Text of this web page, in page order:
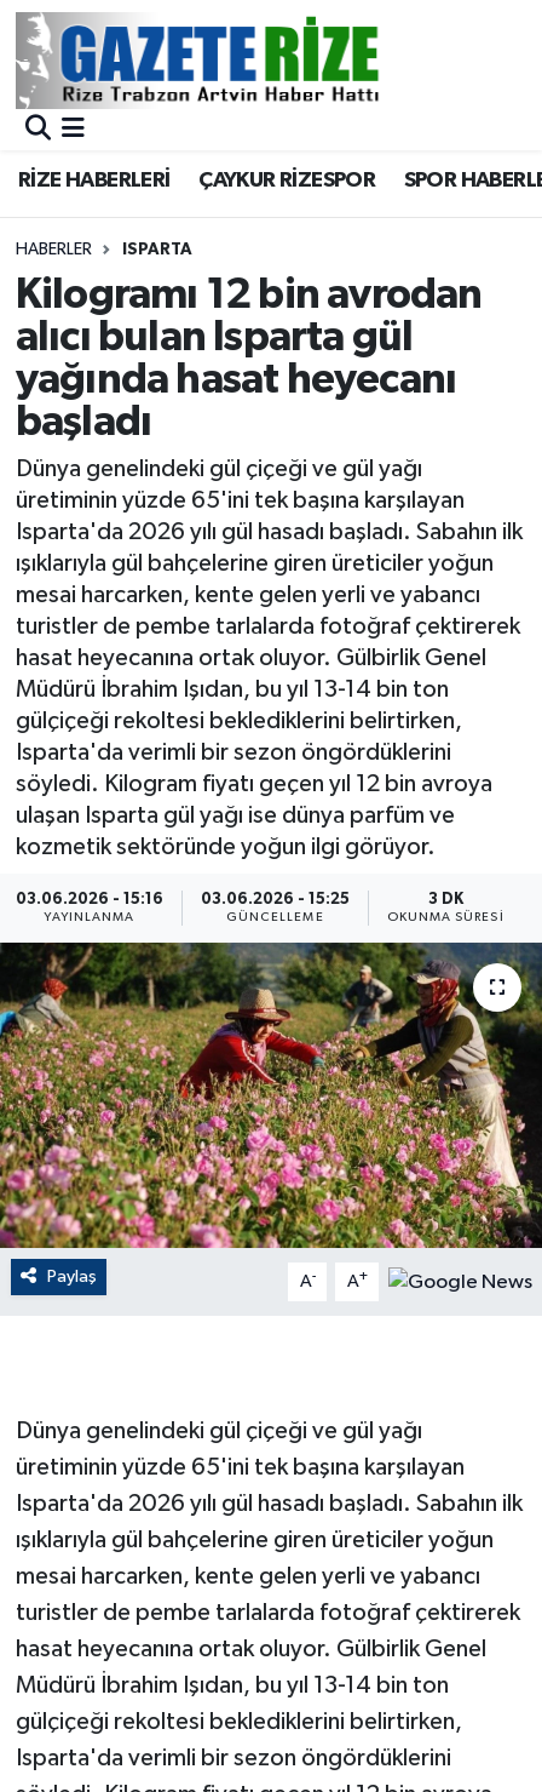
RİZE HABERLERİ ÇAYKUR RİZESPOR SPOR
HABERLER ISPARTA
Kilogramı 12 bin avrodan
alıcı bulan Isparta gül
yağında hasat heyecanı
başladı
Dünya genelindeki gül çiçeği ve gül yağı
üretiminin yüzde 65'ini tek başına karşılayan
Isparta'da 2026 yılı gül hasadı başladı. Sabahın ilk
ışıklarıyla gül bahçelerine giren üreticiler yoğun
mesai harcarken, kente gelen yerli ve yabancı
turistler de pembe tarlalarda fotoğraf çektirerek
hasat heyecanına ortak oluyor. Gülbirlik Genel
Müdürü İbrahim Işıdan, bu yıl 13-14 bin ton
gülçiçeği rekoltesi beklediklerini belirtirken,
Isparta'da verimli bir sezon öngördüklerini
söyledi. Kilogram fiyatı geçen yıl 12 bin avroya
ulaşan Isparta gül yağı ise dünya parfüm ve
kozmetik sektöründe yoğun ilgi görüyor.
03.06.2026 - 15:16
YAYINLANMA
03.06.2026 - 15:25
GÜNCELLEME
3 DK
OKUNMA SÜRESI
Paylaş A- A+
Dünya genelindeki gül çiçeği ve gül yağı
üretiminin yüzde 65'ini tek başına karşılayan
Isparta'da 2026 yılı gül hasadı başladı. Sabahın ilk
ışıklarıyla gül bahçelerine giren üreticiler yoğun
mesai harcarken, kente gelen yerli ve yabancı
turistler de pembe tarlalarda fotoğraf çektirerek
hasat heyecanına ortak oluyor. Gülbirlik Genel
Müdürü İbrahim Işıdan, bu yıl 13-14 bin ton
gülçiçeği rekoltesi beklediklerini belirtirken,
Isparta'da verimli bir sezon öngördüklerini
BÖLGEMİZ
Asayiş
Rize Jandarma Komutanlığı
Bilim Teknoloji
Bölge
Advertising news
Canlı Maç
ÇEVRE
Dış Haberler
Dünya
EĞİTİM
EKONOMİ
English News
Finans
Flaş Haber
Gayrimenkul
GENEL
GÜNDEM
Güvenlik
Jandarma
Kadın
KÜLTÜR SANAT
MAGAZİN
Otomobil
Merkez Nöbetçi Eczaneler
Merkez Trafik Yoğunluk Haritası
Süper Lig Puan Durumu ve Fikstür
Tüm Manşetler
Son Dakika Haberleri
Haber Arşivi